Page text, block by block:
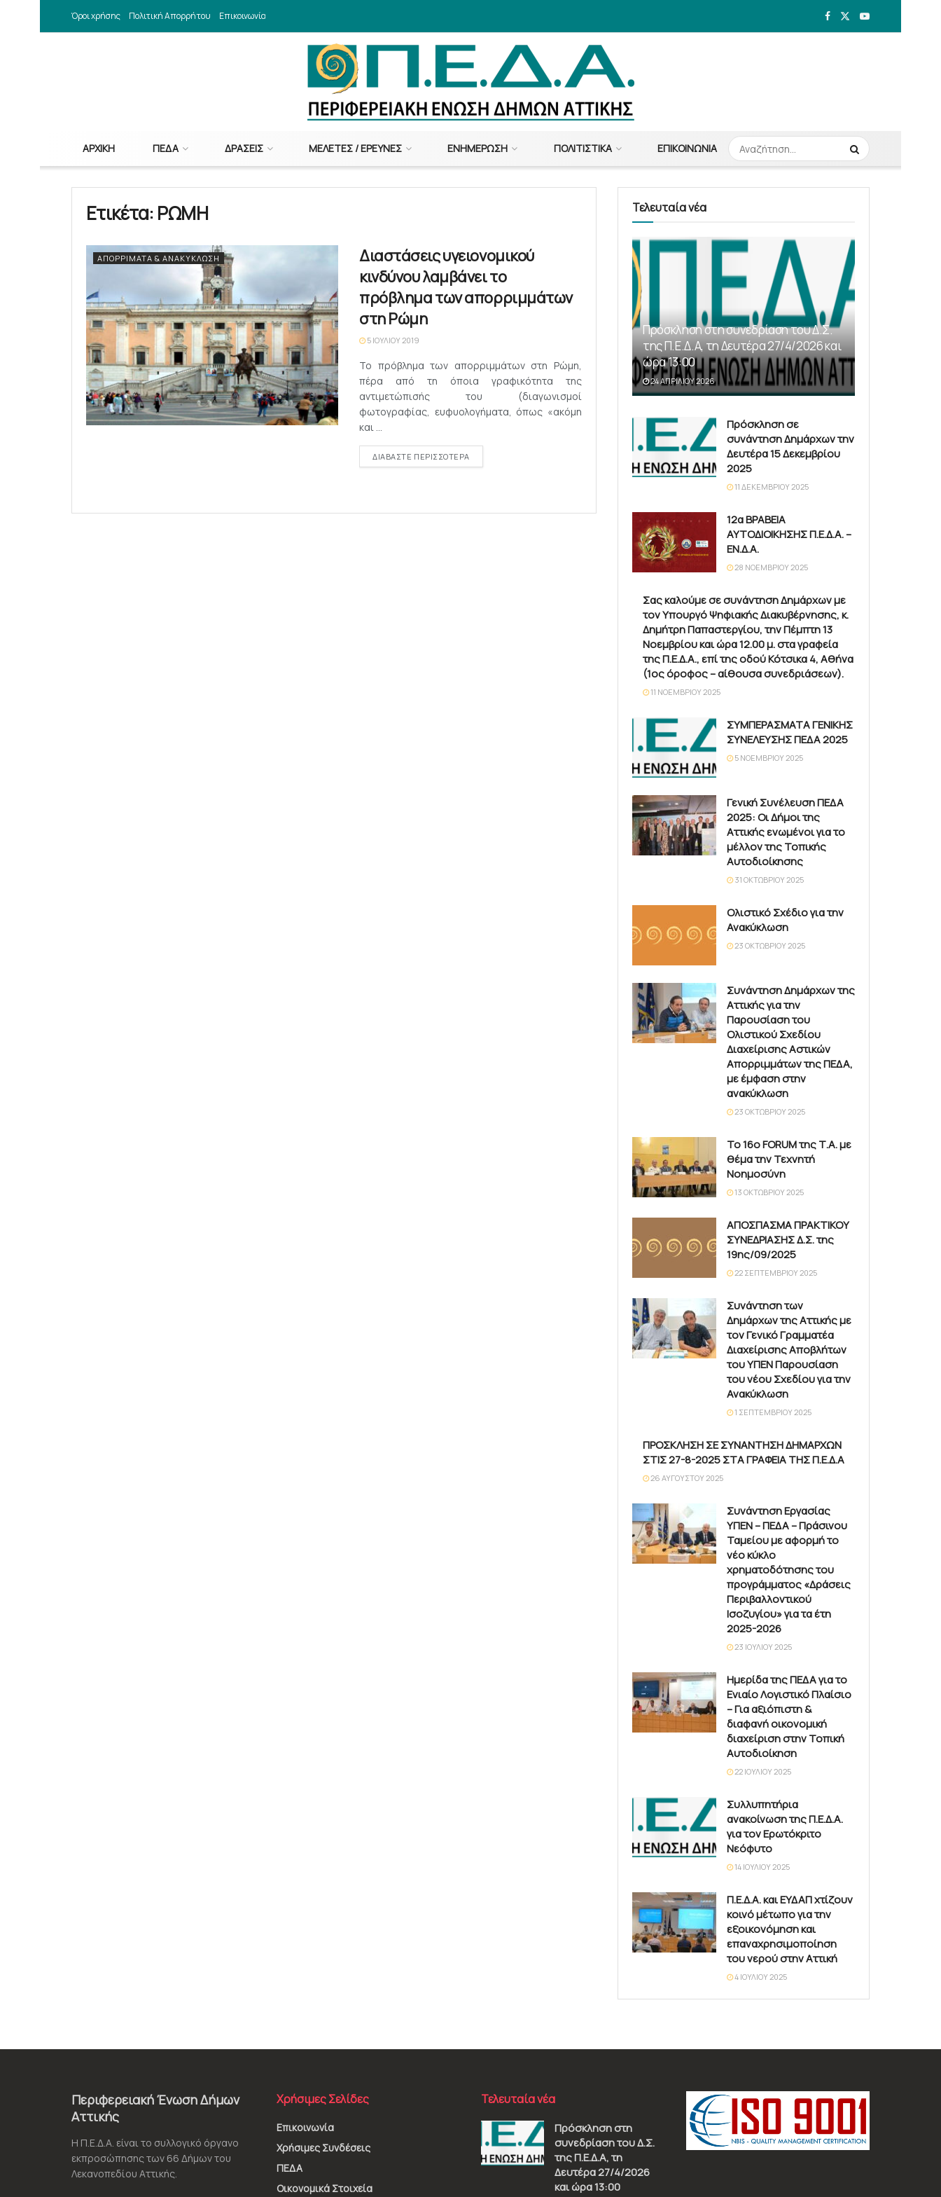
Όροι χρήσης Πολιτική Απορρήτου Επικοινωνία
ΑΡΧΙΚΉ ΠΕΔΑ ΔΡΆΣΕΙΣ ΜΕΛΈΤΕΣ / ΈΡΕΥΝΕΣ ΕΝΗΜΈΡΩΣΗ ΠΟΛΙΤΙΣΤΙΚΆ ΕΠΙΚΟΙΝΩΝΊΑ
Ετικέτα: ΡΩΜΗ
ΑΠΟΡΡΊΜΑΤΑ & ΑΝΑΚΎΚΛΩΣΗ
Διαστάσεις υγειονομικού
κινδύνου λαμβάνει το
πρόβλημα των απορριμμάτων
στη Ρώμη
5 ΙΟΥΛΊΟΥ 2019
Το πρόβλημα των απορριμμάτων στη Ρώμη,
πέρα από τη όποια γραφικότητα της
αντιμετώπισής του (διαγωνισμοί
φωτογραφίας, ευφυολογήματα, όπως «ακόμη
και ...
ΔΙΑΒΆΣΤΕ ΠΕΡΙΣΣΌΤΕΡΑ
Τελευταία νέα
Πρόσκληση στη συνεδρίαση του Δ.Σ.
της Π.Ε.Δ.Α, τη Δευτέρα 27/4/2026 και
ώρα 13:00
24 ΑΠΡΙΛΊΟΥ 2026
Πρόσκληση σε
συνάντηση Δημάρχων την
Δευτέρα 15 Δεκεμβρίου
2025
11 ΔΕΚΕΜΒΡΊΟΥ 2025
12α ΒΡΑΒΕΙΑ
ΑΥΤΟΔΙΟΙΚΗΣΗΣ Π.Ε.Δ.Α. –
ΕΝ.Δ.Α.
28 ΝΟΕΜΒΡΊΟΥ 2025
Σας καλούμε σε συνάντηση Δημάρχων με
τον Υπουργό Ψηφιακής Διακυβέρνησης, κ.
Δημήτρη Παπαστεργίου, την Πέμπτη 13
Νοεμβρίου και ώρα 12.00 μ. στα γραφεία
της Π.Ε.Δ.Α., επί της οδού Κότσικα 4, Αθήνα
(1ος όροφος – αίθουσα συνεδριάσεων).
11 ΝΟΕΜΒΡΊΟΥ 2025
ΣΥΜΠΕΡΑΣΜΑΤΑ ΓΕΝΙΚΗΣ
ΣΥΝΕΛΕΥΣΗΣ ΠΕΔΑ 2025
5 ΝΟΕΜΒΡΊΟΥ 2025
Γενική Συνέλευση ΠΕΔΑ
2025: Οι Δήμοι της
Αττικής ενωμένοι για το
μέλλον της Τοπικής
Αυτοδιοίκησης
31 ΟΚΤΩΒΡΊΟΥ 2025
Ολιστικό Σχέδιο για την
Ανακύκλωση
23 ΟΚΤΩΒΡΊΟΥ 2025
Συνάντηση Δημάρχων της
Αττικής για την
Παρουσίαση του
Ολιστικού Σχεδίου
Διαχείρισης Αστικών
Απορριμμάτων της ΠΕΔΑ,
με έμφαση στην
ανακύκλωση
23 ΟΚΤΩΒΡΊΟΥ 2025
Το 16ο FORUM της Τ.Α. με
θέμα την Τεχνητή
Νοημοσύνη
13 ΟΚΤΩΒΡΊΟΥ 2025
ΑΠΟΣΠΑΣΜΑ ΠΡΑΚΤΙΚΟΥ
ΣΥΝΕΔΡΙΑΣΗΣ Δ.Σ. της
19ης/09/2025
22 ΣΕΠΤΕΜΒΡΊΟΥ 2025
Συνάντηση των
Δημάρχων της Αττικής με
τον Γενικό Γραμματέα
Διαχείρισης Αποβλήτων
του ΥΠΕΝ Παρουσίαση
του νέου Σχεδίου για την
Ανακύκλωση
1 ΣΕΠΤΕΜΒΡΊΟΥ 2025
ΠΡΟΣΚΛΗΣΗ ΣΕ ΣΥΝΑΝΤΗΣΗ ΔΗΜΑΡΧΩΝ
ΣΤΙΣ 27-8-2025 ΣΤΑ ΓΡΑΦΕΙΑ ΤΗΣ Π.Ε.Δ.Α
26 ΑΥΓΟΎΣΤΟΥ 2025
Συνάντηση Εργασίας
ΥΠΕΝ – ΠΕΔΑ – Πράσινου
Ταμείου με αφορμή το
νέο κύκλο
χρηματοδότησης του
προγράμματος «Δράσεις
Περιβαλλοντικού
Ισοζυγίου» για τα έτη
2025-2026
23 ΙΟΥΛΊΟΥ 2025
Ημερίδα της ΠΕΔΑ για το
Ενιαίο Λογιστικό Πλαίσιο
– Για αξιόπιστη &
διαφανή οικονομική
διαχείριση στην Τοπική
Αυτοδιοίκηση
22 ΙΟΥΛΊΟΥ 2025
Συλλυπητήρια
ανακοίνωση της Π.Ε.Δ.Α.
για τον Ερωτόκριτο
Νεόφυτο
14 ΙΟΥΛΊΟΥ 2025
Π.Ε.Δ.Α. και ΕΥΔΑΠ χτίζουν
κοινό μέτωπο για την
εξοικονόμηση και
επαναχρησιμοποίηση
του νερού στην Αττική
4 ΙΟΥΛΊΟΥ 2025
Περιφερειακή Ένωση Δήμων
Αττικής
Η Π.Ε.Δ.Α. είναι το συλλογικό όργανο
εκπροσώπησης των 66 Δήμων του
Λεκανοπεδίου Αττικής.
Χρήσιμες Σελίδες
Επικοινωνία
Χρήσιμες Συνδέσεις
ΠΕΔΑ
Οικονομικά Στοιχεία
Τελευταία νέα
Πρόσκληση στη
συνεδρίαση του Δ.Σ.
της Π.Ε.Δ.Α, τη
Δευτέρα 27/4/2026
και ώρα 13:00